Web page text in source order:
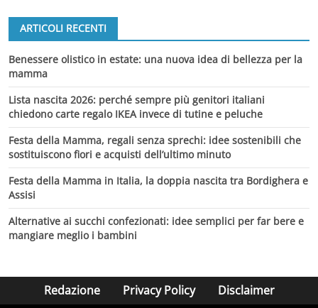
ARTICOLI RECENTI
Benessere olistico in estate: una nuova idea di bellezza per la
mamma
Lista nascita 2026: perché sempre più genitori italiani
chiedono carte regalo IKEA invece di tutine e peluche
Festa della Mamma, regali senza sprechi: idee sostenibili che
sostituiscono fiori e acquisti dell’ultimo minuto
Festa della Mamma in Italia, la doppia nascita tra Bordighera e
Assisi
Alternative ai succhi confezionati: idee semplici per far bere e
mangiare meglio i bambini
Redazione Privacy Policy Disclaimer